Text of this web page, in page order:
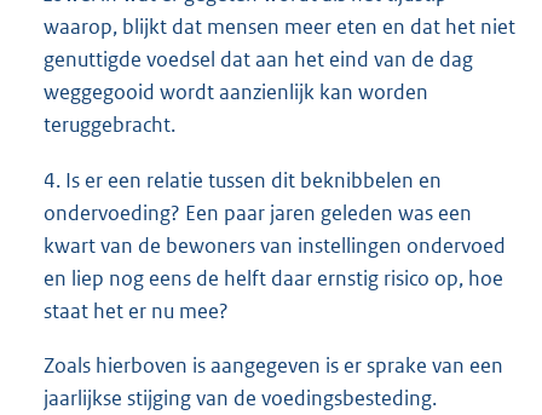
waarop, blijkt dat mensen meer eten en dat het niet
genuttigde voedsel dat aan het eind van de dag
weggegooid wordt aanzienlijk kan worden
teruggebracht.
4. Is er een relatie tussen dit beknibbelen en
ondervoeding? Een paar jaren geleden was een
kwart van de bewoners van instellingen ondervoed
en liep nog eens de helft daar ernstig risico op, hoe
staat het er nu mee?
Zoals hierboven is aangegeven is er sprake van een
jaarlijkse stijging van de voedingsbesteding.